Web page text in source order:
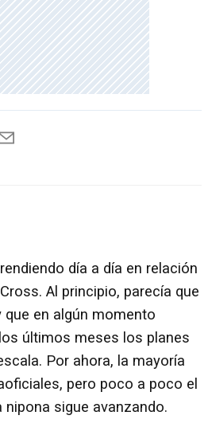
día a día en relación
Al principio, parecía que
en algún momento
últimos meses los planes
Por ahora, la mayoría
pero poco a poco el
nipona sigue avanzando.